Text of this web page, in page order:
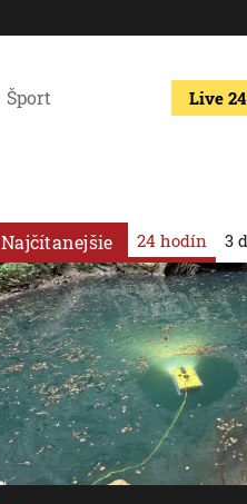
Šport Live 24
Najčítanejšie 24 hodín 3